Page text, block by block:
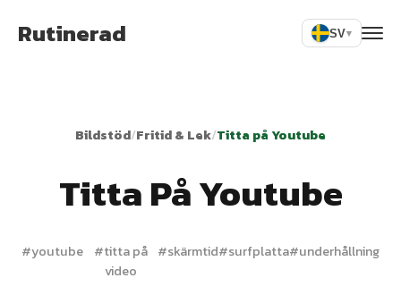
Rutinerad SV▾
Bildstöd/Fritid & Lek/Titta på Youtube
Titta På Youtube
#youtube #titta på
video
#skärmtid#surfplatta#underhållning